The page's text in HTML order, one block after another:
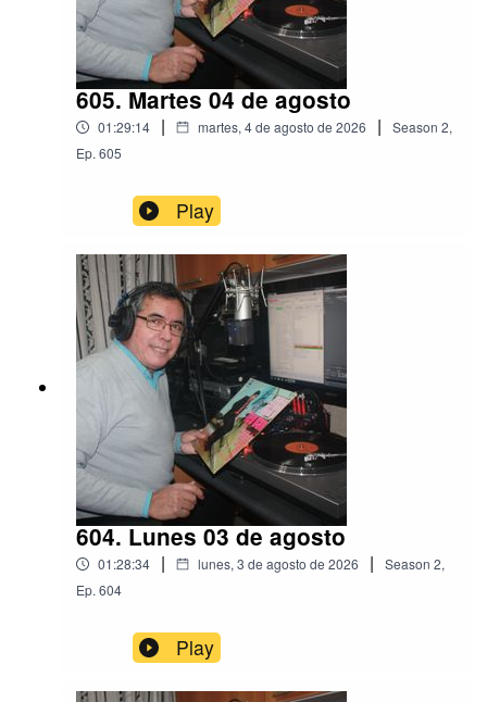
605. Martes 04 de agosto
01:29:14 | martes, 4 de agosto de 2026 | Season 2,
Ep. 605
Play
604. Lunes 03 de agosto
01:28:34 | lunes, 3 de agosto de 2026 | Season 2,
Ep. 604
Play